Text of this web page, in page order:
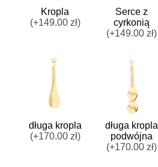
Kropla
(+149.00 zł)
Serce z
cyrkonią
(+149.00 zł)
długa kropla
(+170.00 zł)
długa kropla
podwójna
(+170.00 zł)